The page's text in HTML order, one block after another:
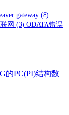
gateway (8)
网 (3) ODATA错误
的PO(PI)结构数